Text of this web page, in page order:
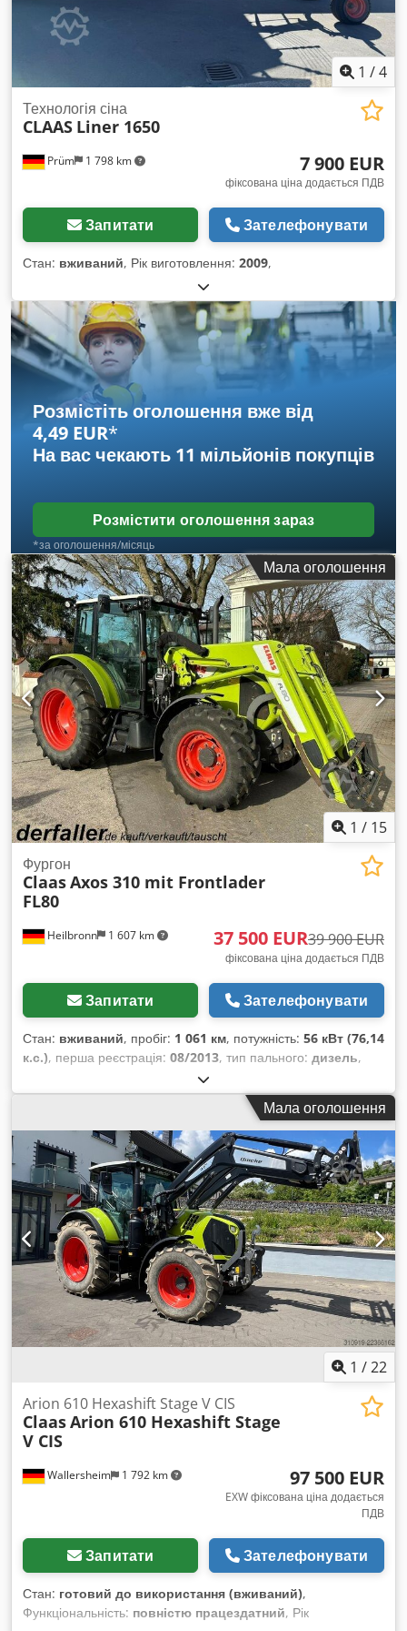
1 /4
Prüm 1 798 km
Технологія сіна
CLAAS Liner 1650
7 900 EUR
фіксована ціна додається ПДВ
Запитати Зателефонувати
Стан: вживаний, Рік виготовлення: 2009,
Розмістіть оголошення вже від
4,49 EUR*
На вас чекають 11 мільйонів покупців
Розмістити оголошення зараз
*за оголошення/місяць
Мала оголошення
1 / 15
Heilbronn 1 607 km
Фургон
ClaasAxos 310 mit Frontlader
FL80
37 500 EUR39 900 EUR
фіксована ціна додається ПДВ
Запитати Зателефонувати
Стан: вживаний, пробіг: 1 061 км, потужність: 56 кВт (76,14
к.с.), перша реєстрація: 08/2013, тип пального: дизель,
, колір:зелений
механічний, підвіска:інше, кількість місць:2, мотогодини:
кабіна, повний привід,
Мала оголошення
1 /22
Wallersheim 1 792 km
Arion 610 Hexashift Stage V CIS
ClaasArion 610 Hexashift Stage
V CIS
97 500 EUR
EXW фіксована ціна додається
ПДВ
Запитати Зателефонувати
Стан: готовий до використання (вживаний),
Функціональність: повністю працездатний, Рік